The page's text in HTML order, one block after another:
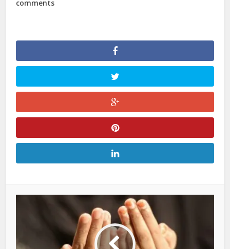
comments